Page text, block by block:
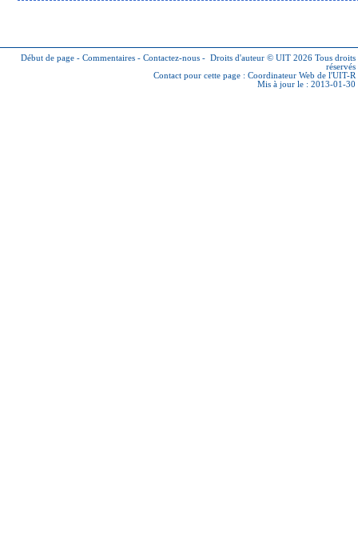
Début de page - Commentaires - Contactez-nous - Droits d'auteur © UIT 2026 Tous droits
réservés
Contact pour cette page : Coordinateur Web de l'UIT-R
Mis à jour le : 2013-01-30